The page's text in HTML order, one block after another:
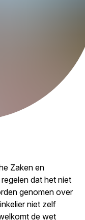
Zaken en
dat het niet
genomen over
niet zelf
de wet